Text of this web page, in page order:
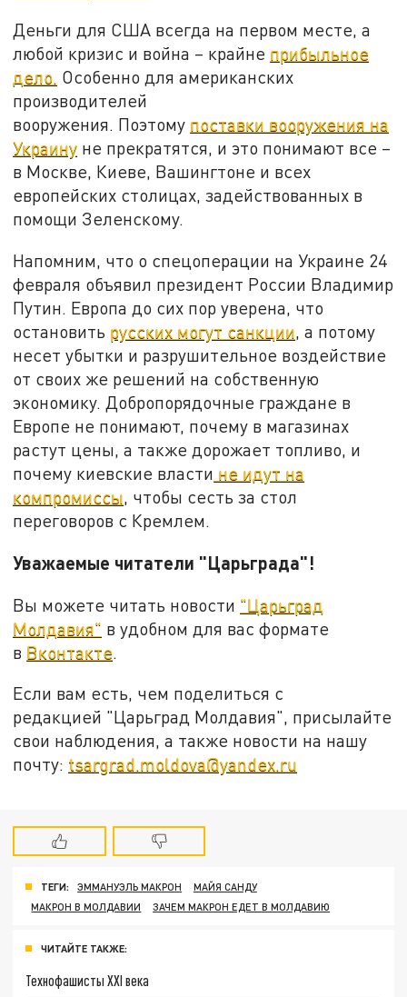
Деньги для США всегда на первом месте, а
любой кризис и война – крайне прибыльное
дело. Особенно для американских
производителей
вооружения. Поэтому поставки вооружения на
Украину не прекратятся, и это понимают все –
в Москве, Киеве, Вашингтоне и всех
европейских столицах, задействованных в
помощи Зеленскому.
Напомним, что о спецоперации на Украине 24
февраля объявил президент России Владимир
Путин. Европа до сих пор уверена, что
остановить русских могут санкции, а потому
несет убытки и разрушительное воздействие
от своих же решений на собственную
экономику. Добропорядочные граждане в
Европе не понимают, почему в магазинах
растут цены, а также дорожает топливо, и
почему киевские власти не идут на
компромиссы, чтобы сесть за стол
переговоров с Кремлем.
Уважаемые читатели "Царьграда"!
Вы можете читать новости "Царьград
Молдавия" в удобном для вас формате
в Вконтакте
Если вам есть, чем поделиться с
редакцией "Царьград Молдавия", присылайте
свои наблюдения, а также новости на нашу
почту: tsargrad.moldova@yandex.ru
ТЕГИ: ЭММАНУЭЛЬ МАКРОН
МАЙЯ САНДУ
МАКРОН В МОЛДАВИИ
ЗАЧЕМ МАКРОН ЕДЕТ В МОЛДАВИЮ
ЧИТАЙТЕ ТАКЖЕ:
Технофашисты XXI века